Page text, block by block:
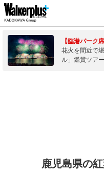
【臨港パーク
花火を間近で
ル」鑑賞ツア
鹿児島県の